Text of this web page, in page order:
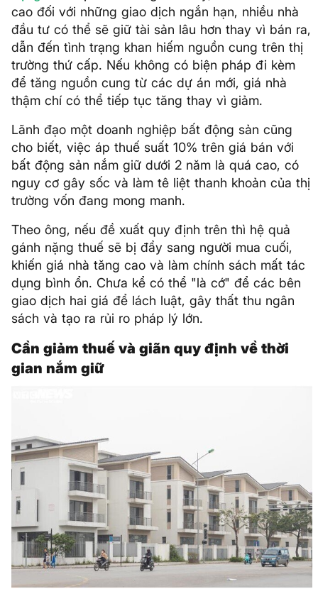
cao đối với những giao dịch ngắn hạn, nhiều nhà
đầu tư có thể sẽ giữ tài sản lâu hơn thay vì bán ra,
dẫn đến tình trạng khan hiếm nguồn cung trên thị
trường thứ cấp. Nếu không có biện pháp đi kèm
để tăng nguồn cung từ các dự án mới, giá nhà
thậm chí có thể tiếp tục tăng thay vì giảm.
Lãnh đạo một doanh nghiệp bất động sản cũng
cho biết, việc áp thuế suất 10% trên giá bán với
bất động sản nắm giữ dưới 2 năm là quá cao, có
nguy cơ gây sốc và làm tê liệt thanh khoản của thị
trường vốn đang mong manh.
Theo ông, nếu đề xuất quy định trên thì hệ quả
gánh nặng thuế sẽ bị đẩy sang người mua cuối,
khiến giá nhà tăng cao và làm chính sách mất tác
dụng bình ổn. Chưa kể có thể "là cớ" để các bên
giao dịch hai giá để lách luật, gây thất thu ngân
sách và tạo ra rủi ro pháp lý lớn.
Cần giảm thuế và giãn quy định về thời
gian nắm giữ